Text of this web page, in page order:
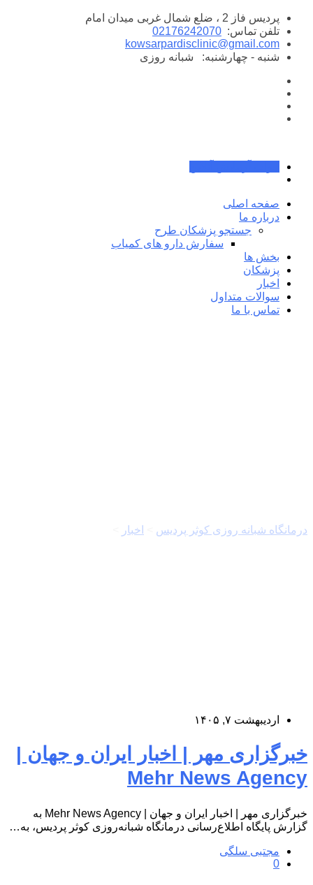
پرش
محتوا
پردیس فاز 2 ، ضلع شمال غربی میدان امام
تلفن تماس: 02176242070
kowsarpardisclinic@gmail.com
شنبه - چهارشنبه:
شبانه روزی
صفحه اصلی
درباره ما
جستجو پزشکان طرح
سفارش دارو های کمیاب
بخش ها
پزشکان
اخبار
سوالات متداول
تماس با ما
درمانگاه شبانه روزی کوثر پردیس اخبار
اردیبهشت ۷, ۱۴۰۵
خبرگزاری مهر | اخبار ایران و جهان |
Mehr News Agency
خبرگزاری مهر | اخبار ایران و جهان | Mehr News Agency به
گزارش پایگاه اطلاع‌رسانی درمانگاه شبانه‌روزی کوثر پردیس، به…
مجتبی سلگی
0